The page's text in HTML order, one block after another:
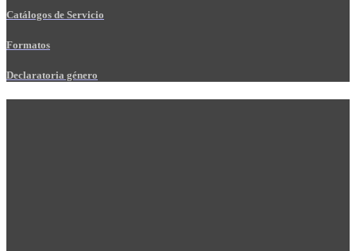
Catálogos de Servicio
Formatos
Declaratoria género